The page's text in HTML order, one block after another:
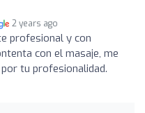
2 years ago
profesional y con
con el masaje, me
tu profesionalidad.